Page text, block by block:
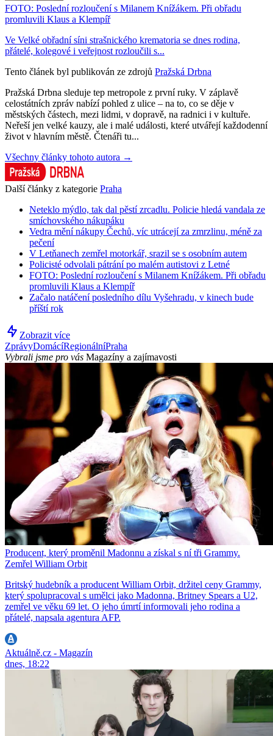
FOTO: Poslední rozloučení s Milanem Knížákem. Při obřadu
promluvili Klaus a Klempíř
Ve Velké obřadní síni strašnického krematoria se dnes rodina,
přátelé, kolegové i veřejnost rozloučili s...
Tento článek byl publikován ze zdrojů Pražská Drbna
Pražská Drbna sleduje tep metropole z první ruky. V záplavě
celostátních zpráv nabízí pohled z ulice – na to, co se děje v
městských částech, mezi lidmi, v dopravě, na radnici i v kultuře.
Neřeší jen velké kauzy, ale i malé události, které utvářejí každodenní
život v hlavním městě. Čtenáři tu...
Všechny články tohoto autora →
Další články z kategorie Praha
Neteklo mýdlo, tak dal pěstí zrcadlu. Policie hledá vandala ze
smíchovského nákupáku
Vedra mění nákupy Čechů, víc utrácejí za zmrzlinu, méně za
pečení
V Letňanech zemřel motorkář, srazil se s osobním autem
Policisté odvolali pátrání po malém autistovi z Letné
FOTO: Poslední rozloučení s Milanem Knížákem. Při obřadu
promluvili Klaus a Klempíř
Začalo natáčení posledního dílu Vyšehradu, v kinech bude
příští rok
Zobrazit více
ZprávyDomácíRegionálníPraha
Vybrali jsme pro vás Magazíny a zajímavosti
Producent, který proměnil Madonnu a získal s ní tři Grammy.
Zemřel William Orbit
Britský hudebník a producent William Orbit, držitel ceny Grammy,
který spolupracoval s umělci jako Madonna, Britney Spears a U2,
zemřel ve věku 69 let. O jeho úmrtí informovali jeho rodina a
přátelé, napsala agentura AFP.
Aktuálně.cz - Magazín
dnes, 18:22